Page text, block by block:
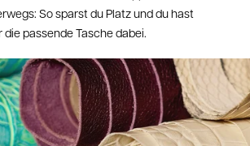
gleichen Produkt kannst du im
und ist kostenfrei.
Mangel aufweisen oder beschädigt bei dir
So sparst du Platz und du hast
passende Tasche dabei.